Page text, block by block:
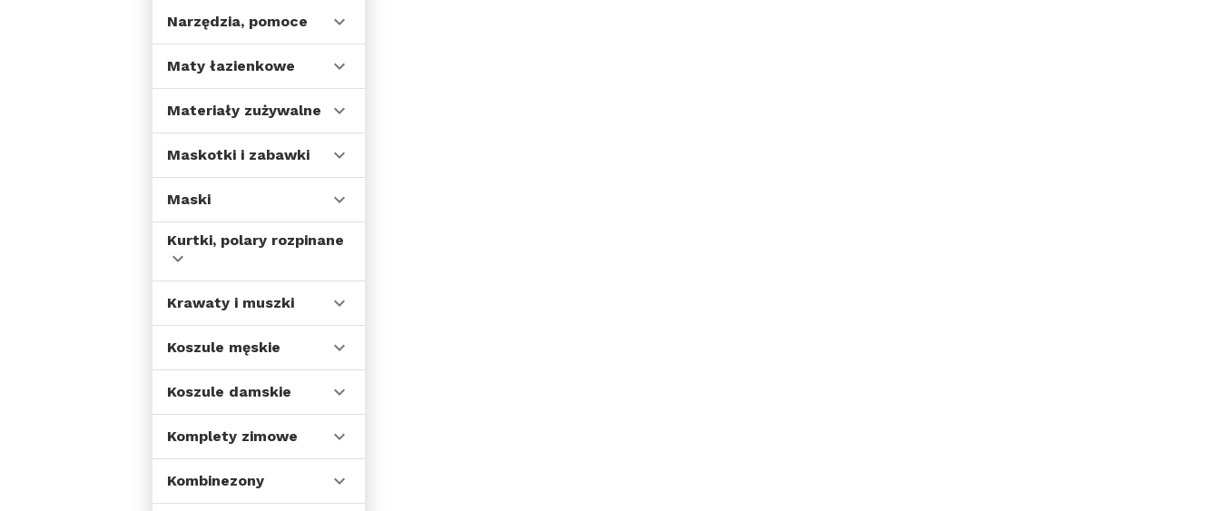
Narzędzia, pomoce
Maty łazienkowe
Materiały zużywalne
Maskotki i zabawki
Maski
Kurtki, polary rozpinane
Krawaty i muszki
Koszule męskie
Koszule damskie
Komplety zimowe
Kombinezony